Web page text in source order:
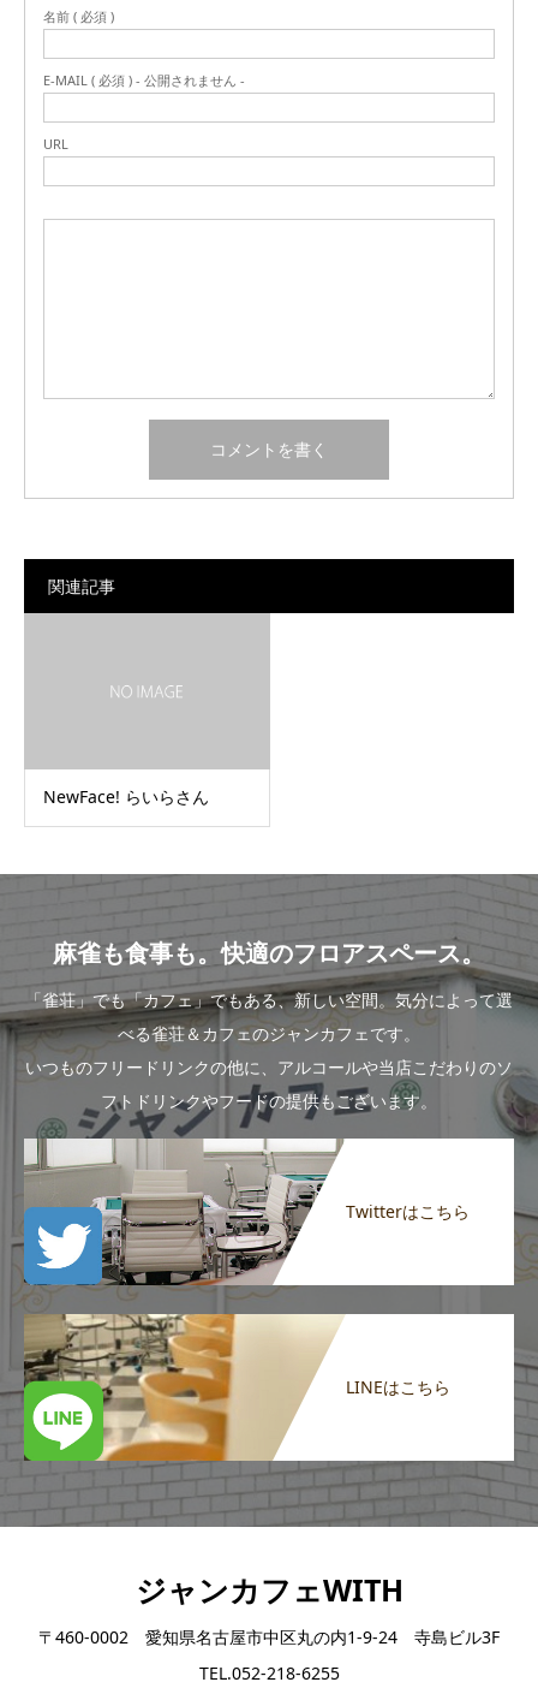
名前 ( 必須 )
E-MAIL ( 必須 ) - 公開されません -
URL
関連記事
NewFace! らいらさん
麻雀も食事も。快適のフロアスペース。
「雀荘」でも「カフェ」でもある、新しい空間。気分によって選
べる雀荘＆カフェのジャンカフェです。
いつものフリードリンクの他に、アルコールや当店こだわりのソ
フトドリンクやフードの提供もございます。
Twitterはこちら
LINEはこちら
ジャンカフェWITH
〒460-0002 愛知県名古屋市中区丸の内1-9-24 寺島ビル3F
TEL.052-218-6255